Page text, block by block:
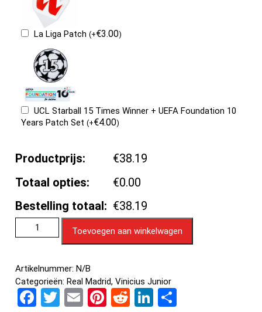
La Liga Patch(+€3.00)
UCL Starball 15 Times Winner + UEFA Foundation 10
Years Patch Set(+€4.00)
Productprijs:
€38.19
Totaal opties:
€0.00
Bestelling totaal: €38.19
Toevoegen aan winkelwagen
Artikelnummer: N/B
Categorieën: Real Madrid,Vinicius Junior
F
T
E
Pi
R
Li